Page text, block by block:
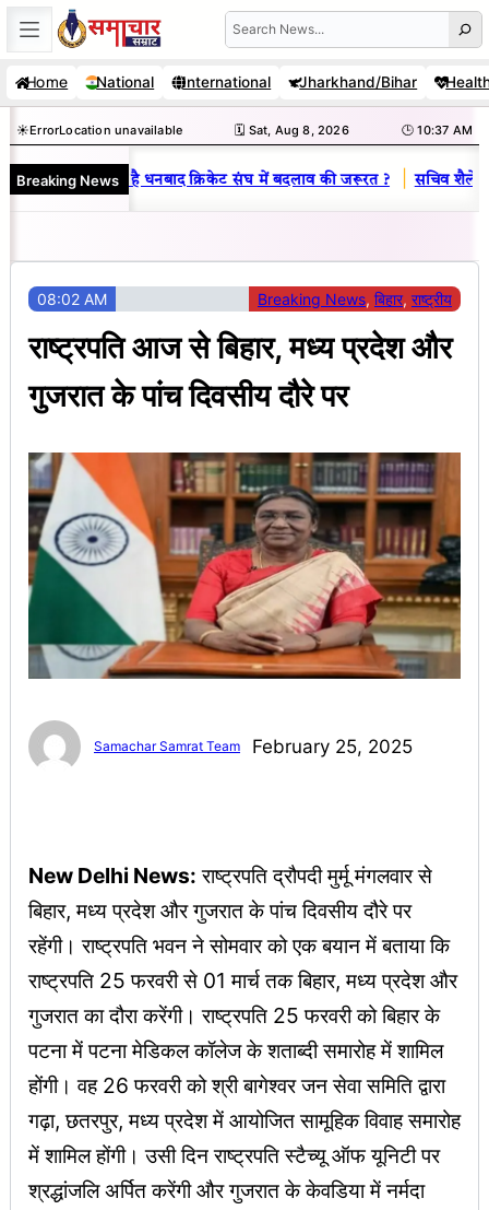
Skip
to
content
Search
Home National International Jharkhand/Bihar
☀️ErrorLocation unavailable 🗓️ Sat, Aug 8, 2026 🕒 10:37 AM
Breaking News
राज : जानें क्यों है धनबाद क्रिकेट संघ में बदलाव की जरूरत ? | सचिव शैलेंद्र
08:02 AM Breaking News, बिहार, राष्ट्रीय
राष्ट्रपति आज से बिहार, मध्य प्रदेश और
गुजरात के पांच दिवसीय दौरे पर
Samachar Samrat Team February 25, 2025
New Delhi News: राष्ट्रपति द्रौपदी मुर्मू मंगलवार से
बिहार, मध्य प्रदेश और गुजरात के पांच दिवसीय दौरे पर
रहेंगी। राष्ट्रपति भवन ने सोमवार को एक बयान में बताया कि
राष्ट्रपति 25 फरवरी से 01 मार्च तक बिहार, मध्य प्रदेश और
गुजरात का दौरा करेंगी। राष्ट्रपति 25 फरवरी को बिहार के
पटना में पटना मेडिकल कॉलेज के शताब्दी समारोह में शामिल
होंगी। वह 26 फरवरी को श्री बागेश्वर जन सेवा समिति द्वारा
गढ़ा, छतरपुर, मध्य प्रदेश में आयोजित सामूहिक विवाह समारोह
में शामिल होंगी। उसी दिन राष्ट्रपति स्टैच्यू ऑफ यूनिटी पर
श्रद्धांजलि अर्पित करेंगी और गुजरात के केवडिया में नर्मदा